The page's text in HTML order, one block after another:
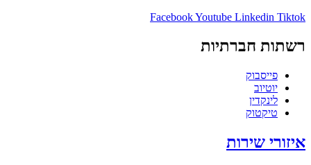
FacebookYoutube Linkedin Tiktok
רשתות חברתיות
פייסבוק
יוטיוב
לינקדין
טיקטוק
איזורי שירות